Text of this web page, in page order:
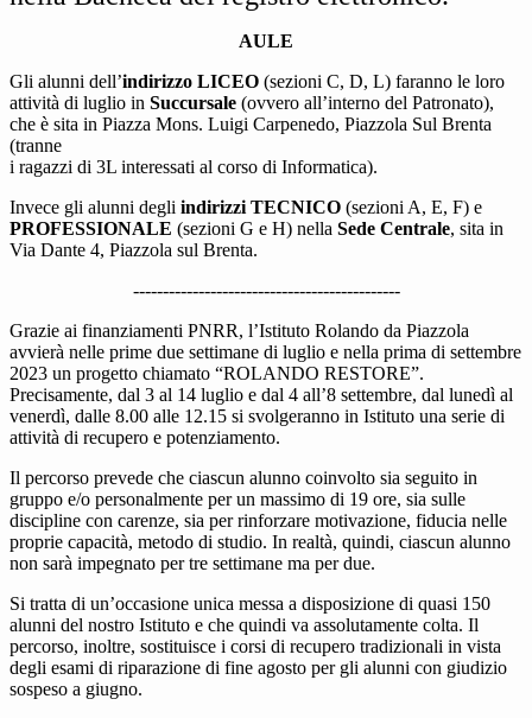
AULE
Gli alunni dell’indirizzo LICEO (sezioni C, D, L) faranno le loro
attività di luglio in Succursale (ovvero all’interno del Patronato),
che è sita in Piazza Mons. Luigi Carpenedo, Piazzola Sul Brenta
(tranne
i ragazzi di 3L interessati al corso di Informatica).
Invece gli alunni degli indirizzi TECNICO (sezioni A, E, F) e
PROFESSIONALE (sezioni G e H) nella Sede Centrale, sita in
Via Dante 4, Piazzola sul Brenta.
---------------------------------------------
Grazie ai finanziamenti PNRR, l’Istituto Rolando da Piazzola
avvierà nelle prime due settimane di luglio e nella prima di settembre
2023 un progetto chiamato “ROLANDO RESTORE”.
Precisamente, dal 3 al 14 luglio e dal 4 all’8 settembre, dal lunedì al
venerdì, dalle 8.00 alle 12.15 si svolgeranno in Istituto una serie di
attività di recupero e potenziamento.
Il percorso prevede che ciascun alunno coinvolto sia seguito in
gruppo e/o personalmente per un massimo di 19 ore, sia sulle
discipline con carenze, sia per rinforzare motivazione, fiducia nelle
proprie capacità, metodo di studio. In realtà, quindi, ciascun alunno
non sarà impegnato per tre settimane ma per due.
Si tratta di un’occasione unica messa a disposizione di quasi 150
alunni del nostro Istituto e che quindi va assolutamente colta. Il
percorso, inoltre, sostituisce i corsi di recupero tradizionali in vista
degli esami di riparazione di fine agosto per gli alunni con giudizio
sospeso a giugno.